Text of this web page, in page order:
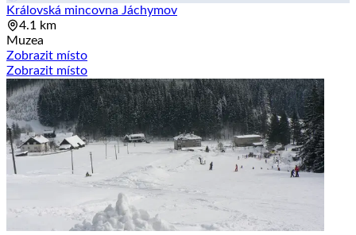
Královská mincovna Jáchymov
4.1 km
Muzea
Zobrazit místo
Zobrazit místo